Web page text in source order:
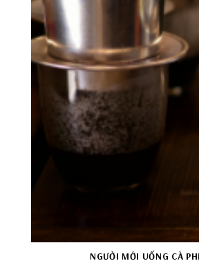
NGƯỜI MỚI UỐNG CÀ